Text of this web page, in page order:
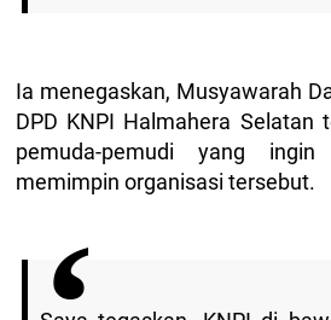
Ia menegaskan, Musyawarah
DPD KNPI Halmahera Selatan
pemuda-pemudi yang
memimpin organisasi tersebut.